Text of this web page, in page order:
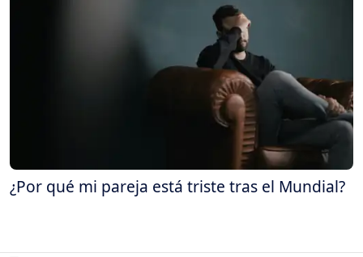
¿Por qué mi pareja está triste tras el Mundial?